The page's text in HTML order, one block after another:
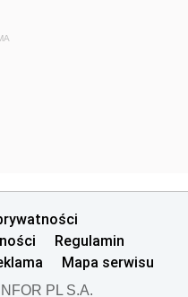
Regulamin
Mapa serwisu
PL S.A.